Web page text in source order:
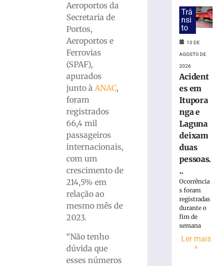
Aeroportos da
Secretaria de
Portos,
Aeroportos e
Ferrovias
(SPAF),
apurados
junto àANAC,
foram
registrados
66,4 mil
passageiros
internacionais,
com um
crescimento de
214,5% em
relação ao
mesmo mês de
2023.
“Não tenho
dúvida que
esses números
novas
todos
signos
GALERIA
Rock
Praça
reúne
público
celebra
Trâ
nsi
to
10 DE
AGOSTO DE
2026
Acident
es em
Itupora
nga e
Laguna
deixam
duas
pessoas.
..
Ocorrência
s foram
registradas
durante o
fim de
semana
Ler mais
»